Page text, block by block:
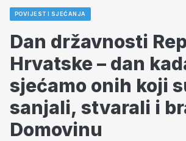
POVIJEST I SJEĆANJA
Dan državnosti
Hrvatske – dan
sjećamo onih koji
sanjali, stvarali i
Domovinu